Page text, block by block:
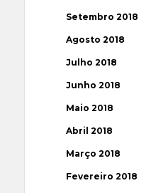
Setembro 2018
Agosto 2018
Julho 2018
Junho 2018
Maio 2018
Abril 2018
Março 2018
Fevereiro 2018